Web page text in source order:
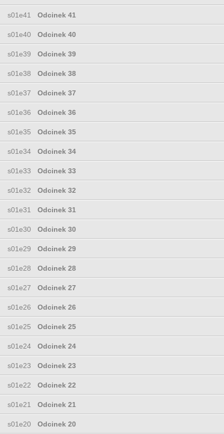
s01e41 Odcinek 41
s01e40 Odcinek 40
s01e39 Odcinek 39
s01e38 Odcinek 38
s01e37 Odcinek 37
s01e36 Odcinek 36
s01e35 Odcinek 35
s01e34 Odcinek 34
s01e33 Odcinek 33
s01e32 Odcinek 32
s01e31 Odcinek 31
s01e30 Odcinek 30
s01e29 Odcinek 29
s01e28 Odcinek 28
s01e27 Odcinek 27
s01e26 Odcinek 26
s01e25 Odcinek 25
s01e24 Odcinek 24
s01e23 Odcinek 23
s01e22 Odcinek 22
s01e21 Odcinek 21
s01e20 Odcinek 20